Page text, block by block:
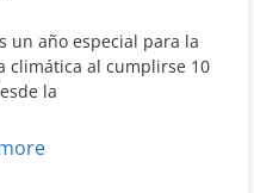
un año especial para la
climática al cumplirse 10
la